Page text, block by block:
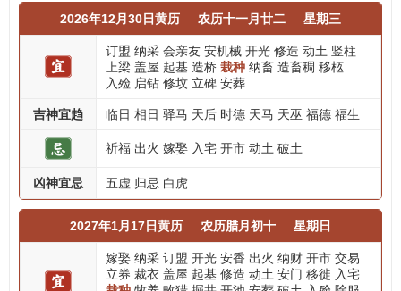
2026年12月30日黄历 农历十一月廿二 星期三
订盟 纳采 会亲友 安机械 开光 修造 动土 竖柱
上梁 盖屋 起基 造桥 栽种 纳畜 造畜稠 移柩
入殓 启钻 修坟 立碑 安葬
吉神宜趋 临日 相日 驿马 天后 时德 天马 天巫 福德 福生
祈福 出火 嫁娶 入宅 开市 动土 破土
凶神宜忌 五虚 归忌 白虎
2027年1月17日黄历 农历腊月初十 星期日
嫁娶 纳采 订盟 开光 安香 出火 纳财 开市 交易
立券 裁衣 盖屋 起基 修造 动土 安门 移徙 入宅